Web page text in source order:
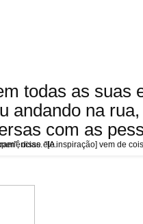
todas as suas
andando na
com as